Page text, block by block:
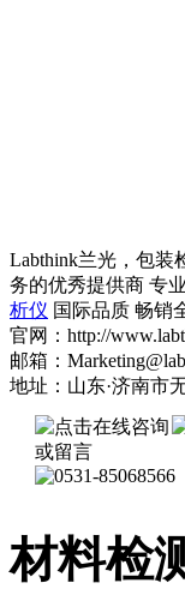
Labthink兰光，包装
务的优秀提供商 专
析仪 国际品质 畅销
官网：http://
邮箱：
地址：山东·济南市
材料检